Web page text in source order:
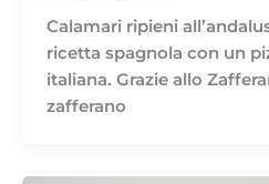
Calamari ripieni
ricetta spagnola con un
italiana. Grazie allo
zafferano